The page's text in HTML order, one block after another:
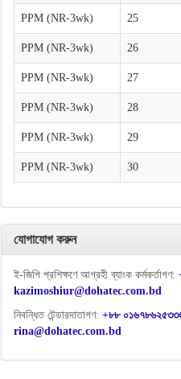
PPM (NR-3wk) 25
PPM (NR-3wk) 26
PPM (NR-3wk) 27
PPM (NR-3wk) 28
PPM (NR-3wk) 29
PPM (NR-3wk) 30
যোগাযোগ করুন
ই-জিপি প্রশিক্ষণে আগ্রহী ব্যাংক কর্মকর্তাগণ:
kazimoshiur@dohatec.com.bd
নিবন্ধিত টেন্ডারদাতাগণ: +৮৮
rina@dohatec.com.bd